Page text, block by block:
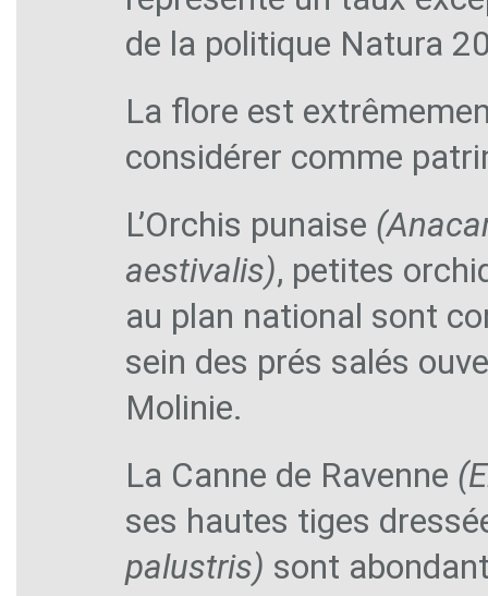
de la politique Natura
La flore est
considérer comme
L’Orchis punaise
aestivalis), petites
au plan national sont
sein des prés salés
Molinie.
La Canne de Ravenne
ses hautes tiges
palustris) sont